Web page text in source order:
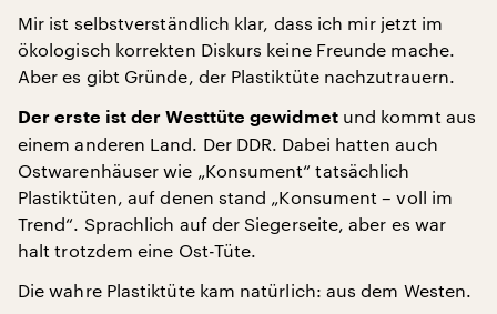
Mir ist selbstverständlich klar, dass ich mir jetzt im
ökologisch korrekten Diskurs keine Freunde mache.
Aber es gibt Gründe, der Plastiktüte nachzutrauern.
Der erste ist der Westtüte gewidmetund kommt aus
einem anderen Land. Der DDR. Dabei hatten auch
Ostwarenhäuser wie „Konsument“ tatsächlich
Plastiktüten, auf denen stand „Konsument – voll im
Trend“. Sprachlich auf der Siegerseite, aber es war
halt trotzdem eine Ost-Tüte.
Die wahre Plastiktüte kam natürlich: aus dem Westen.